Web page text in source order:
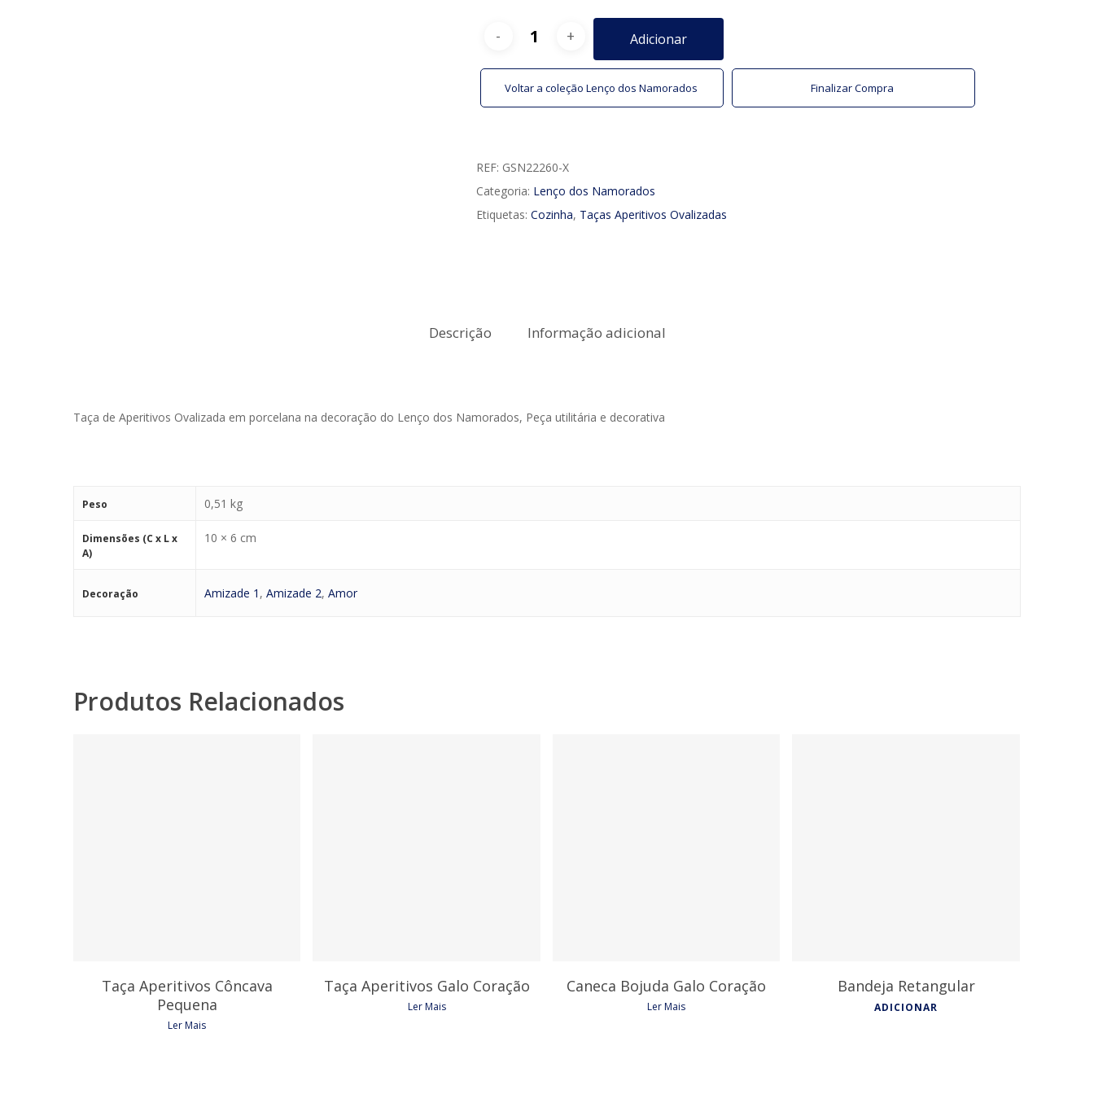
Adicionar
Voltar a coleção Lenço dos Namorados Finalizar Compra
REF: GSN22260-X
Categoria: Lenço dos Namorados
Etiquetas: Cozinha, Taças Aperitivos Ovalizadas
Descrição Informação adicional
Taça de Aperitivos Ovalizada em porcelana na decoração do Lenço dos Namorados, Peça utilitária e decorativa
Peso 0,51 kg
Dimensões (C x L x
A)
10 × 6 cm
Decoração Amizade 1 , Amizade 2, Amor
Produtos Relacionados
Taça Aperitivos Côncava
Pequena
Ler Mais
Taça Aperitivos Galo Coração
Ler Mais
Caneca Bojuda Galo Coração
Ler Mais
Bandeja Retangular
ADICIONAR